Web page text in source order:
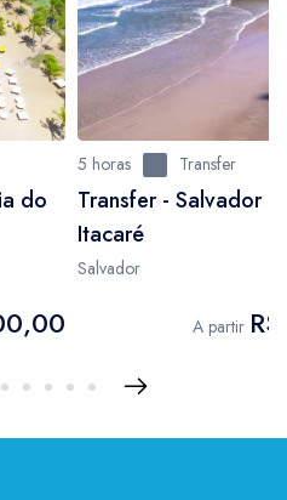
do
5 horas Transfer
Transfer - Salvador
Itacaré
Salvador
A partir